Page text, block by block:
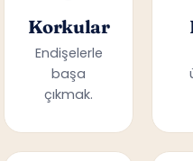
Korkular
Endişelerle
başa
çıkmak.